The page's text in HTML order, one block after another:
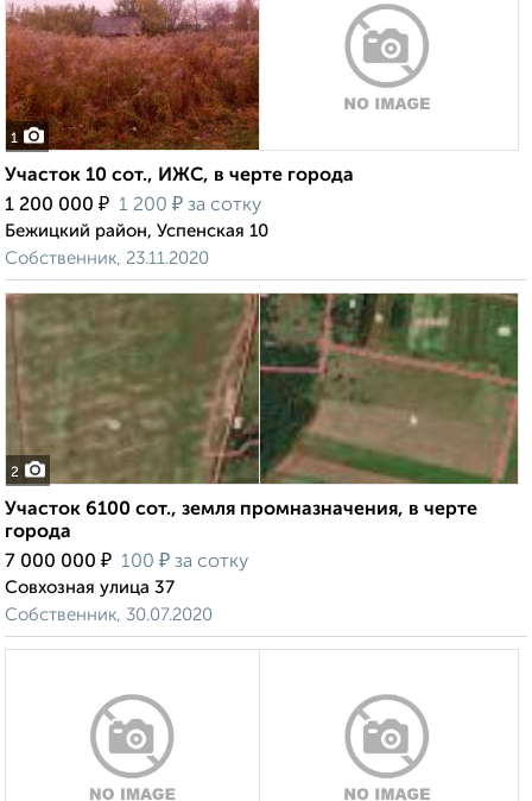
1
Участок 10 сот., ИЖС, в черте города
1 200 000 ₽ 1 200 ₽ за сотку
Бежицкий район, Успенская 10
Собственник, 23.11.2020
2
Участок 6100 сот., земля промназначения, в черте
города
7 000 000 ₽ 100 ₽ за сотку
Совхозная улица 37
Собственник, 30.07.2020